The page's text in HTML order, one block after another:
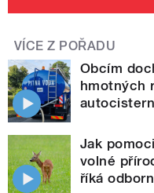
VÍCE Z POŘADU
Obcím
hmotných
Jak
volné
říká